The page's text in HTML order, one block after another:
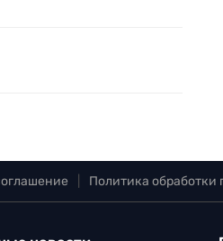
Политика